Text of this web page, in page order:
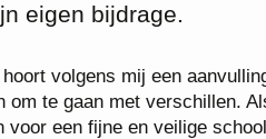
eigen bijdrage.
volgens mij een
om te gaan met verschillen.
voor een fijne en veilige